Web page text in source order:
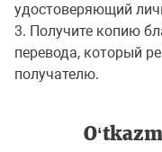
удостоверяющий
3. Получите копию
перевода, который
получателю.